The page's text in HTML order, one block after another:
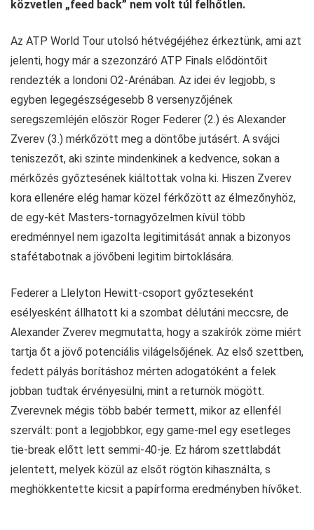
közvetlen „feed back” nem volt túl felhőtlen.
Az ATP World Tour utolsó hétvégéjéhez érkeztünk, ami azt
jelenti, hogy már a szezonzáró ATP Finals elődöntőit
rendezték a londoni O2-Arénában. Az idei év legjobb, s
egyben legegészségesebb 8 versenyzőjének
seregszemléjén először Roger Federer (2.) és Alexander
Zverev (3.) mérkőzött meg a döntőbe jutásért. A svájci
teniszezőt, aki szinte mindenkinek a kedvence, sokan a
mérkőzés győztesének kiáltottak volna ki. Hiszen Zverev
kora ellenére elég hamar közel férkőzött az élmezőnyhöz,
de egy-két Masters-tornagyőzelmen kívül több
eredménnyel nem igazolta legitimitását annak a bizonyos
stafétabotnak a jövőbeni legitim birtoklására.
Federer a Llelyton Hewitt-csoport győzteseként
esélyesként állhatott ki a szombat délutáni meccsre, de
Alexander Zverev megmutatta, hogy a szakírók zöme miért
tartja őt a jövő potenciális világelsőjének. Az első szettben,
fedett pályás borításhoz mérten adogatóként a felek
jobban tudtak érvényesülni, mint a returnök mögött.
Zverevnek mégis több babér termett, mikor az ellenfél
szervált: pont a legjobbkor, egy game-mel egy esetleges
tie-break előtt lett semmi-40-je. Ez három szettlabdát
jelentett, melyek közül az elsőt rögtön kihasználta, s
meghökkentette kicsit a papírforma eredményben hívőket.